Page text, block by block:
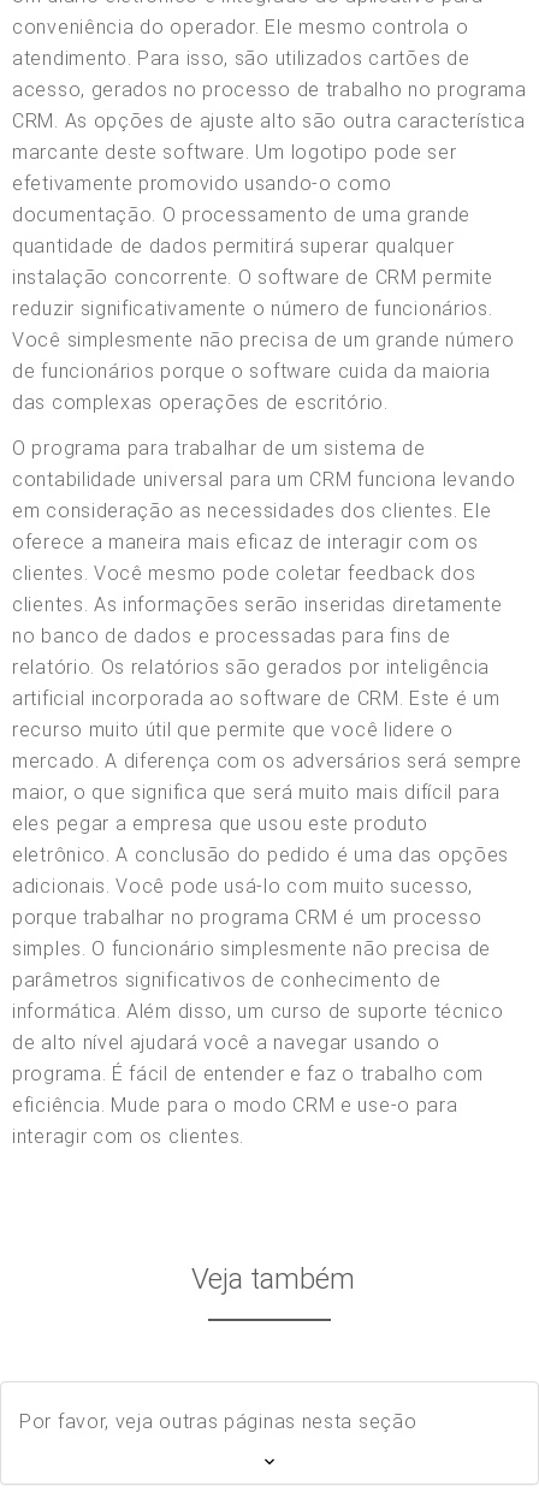
conveniência do operador. Ele mesmo controla o
atendimento. Para isso, são utilizados cartões de
acesso, gerados no processo de trabalho no programa
CRM. As opções de ajuste alto são outra característica
marcante deste software. Um logotipo pode ser
efetivamente promovido usando-o como
documentação. O processamento de uma grande
quantidade de dados permitirá superar qualquer
instalação concorrente. O software de CRM permite
reduzir significativamente o número de funcionários.
Você simplesmente não precisa de um grande número
de funcionários porque o software cuida da maioria
das complexas operações de escritório.
O programa para trabalhar de um sistema de
contabilidade universal para um CRM funciona levando
em consideração as necessidades dos clientes. Ele
oferece a maneira mais eficaz de interagir com os
clientes. Você mesmo pode coletar feedback dos
clientes. As informações serão inseridas diretamente
no banco de dados e processadas para fins de
relatório. Os relatórios são gerados por inteligência
artificial incorporada ao software de CRM. Este é um
recurso muito útil que permite que você lidere o
mercado. A diferença com os adversários será sempre
maior, o que significa que será muito mais difícil para
eles pegar a empresa que usou este produto
eletrônico. A conclusão do pedido é uma das opções
adicionais. Você pode usá-lo com muito sucesso,
porque trabalhar no programa CRM é um processo
simples. O funcionário simplesmente não precisa de
parâmetros significativos de conhecimento de
informática. Além disso, um curso de suporte técnico
de alto nível ajudará você a navegar usando o
programa. É fácil de entender e faz o trabalho com
eficiência. Mude para o modo CRM e use-o para
interagir com os clientes.
Veja também
Por favor, veja outras páginas nesta seção